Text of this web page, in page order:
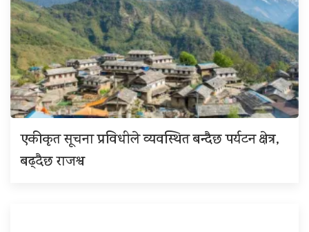
एकीकृत सूचना प्रविधीले व्यवस्थित बन्दैछ पर्यटन क्षेत्र,
बढ्दैछ राजश्व